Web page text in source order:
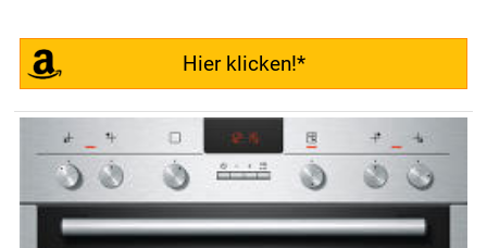
Hier klicken!*